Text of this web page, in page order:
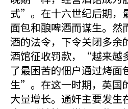
式”。在十六世纪后期，
面包和酿啤酒而谋生。然
酒的法令，下令关闭多余
酒馆征收罚款，“越来越
了最困苦的佃户通过烤面
生”。在这一时期，英国
大量增长。通奸主要发生